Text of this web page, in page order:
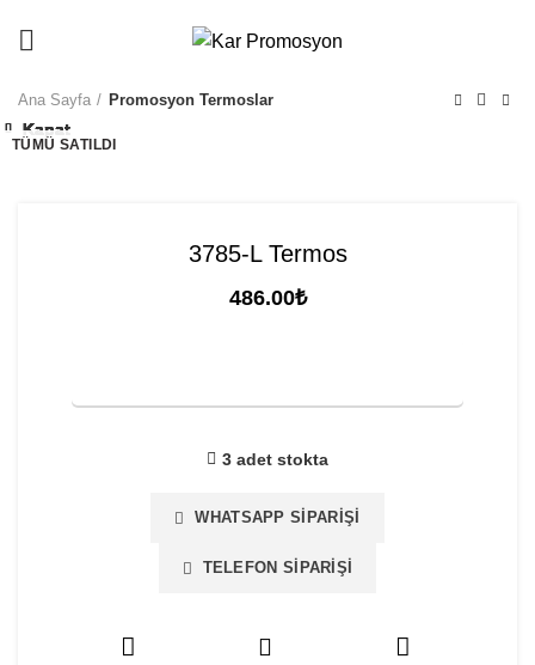
Ana Sayfa Promosyon Termoslar
3785-L Termos
486.00₺
3 adet stokta
WHATSAPP SIPARIŞI
TELEFON SIPARIŞI
Kapat
Kapat
Kapat
Kapat
Kapat
Kapat
Kapat
Kapat
Kapat
TÜMÜ SATILDI
Kapat